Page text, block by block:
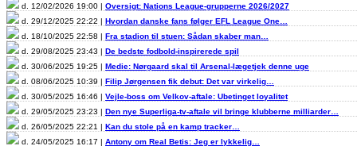
d. 12/02/2026 19:00 | Oversigt: Nations League-grupperne 2026/2027
d. 29/12/2025 22:22 | Hvordan danske fans følger EFL League One…
d. 18/10/2025 22:58 | Fra stadion til stuen: Sådan skaber man…
d. 29/08/2025 23:43 | De bedste fodbold-inspirerede spil
d. 30/06/2025 19:25 | Medie: Nørgaard skal til Arsenal-lægetjek denne uge
d. 08/06/2025 10:39 | Filip Jørgensen fik debut: Det var virkelig…
d. 30/05/2025 16:46 | Vejle-boss om Velkov-aftale: Ubetinget loyalitet
d. 29/05/2025 23:23 | Den nye Superliga-tv-aftale vil bringe klubberne milliarder…
d. 26/05/2025 22:21 | Kan du stole på en kamp tracker…
d. 24/05/2025 16:17 | Antony om Real Betis: Jeg er lykkelig…